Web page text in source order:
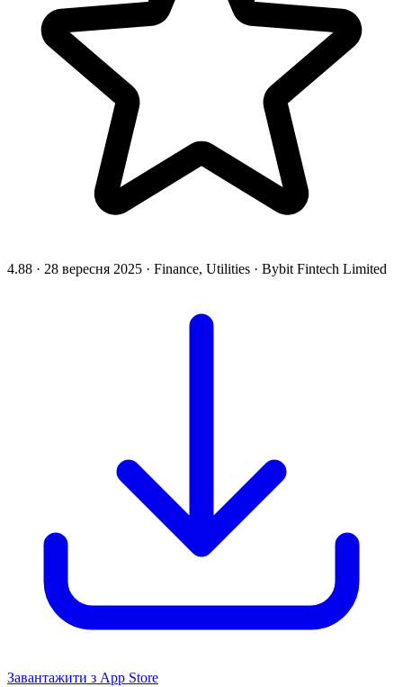
4.88 · 28 вересня 2025 · Finance, Utilities · Bybit Fintech Limited
Завантажити з App Store